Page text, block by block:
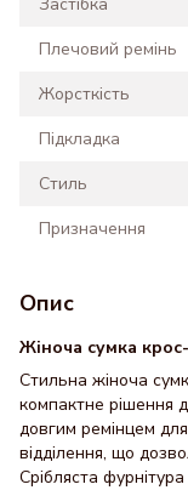
Плечовий ремінь
Жорсткість
Підкладка
Стиль
Призначення
Опис
Жіноча сумка
Стильна жіноча
компактне рішення
довгим ремінцем
відділення, що
Срібляста